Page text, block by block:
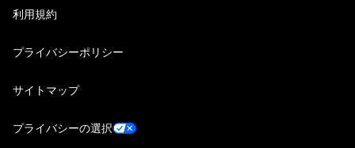
利用規約
プライバシーポリシー
サイトマップ
プライバシーの選択